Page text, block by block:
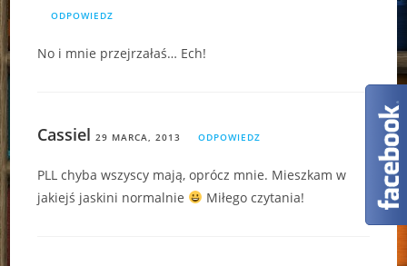
ODPOWIEDZ
No i mnie przejrzałaś… Ech!
Cassiel 29 MARCA, 2013 ODPOWIEDZ
PLL chyba wszyscy mają, oprócz mnie. Mieszkam w
jakiejś jaskini normalnie
Miłego czytania!